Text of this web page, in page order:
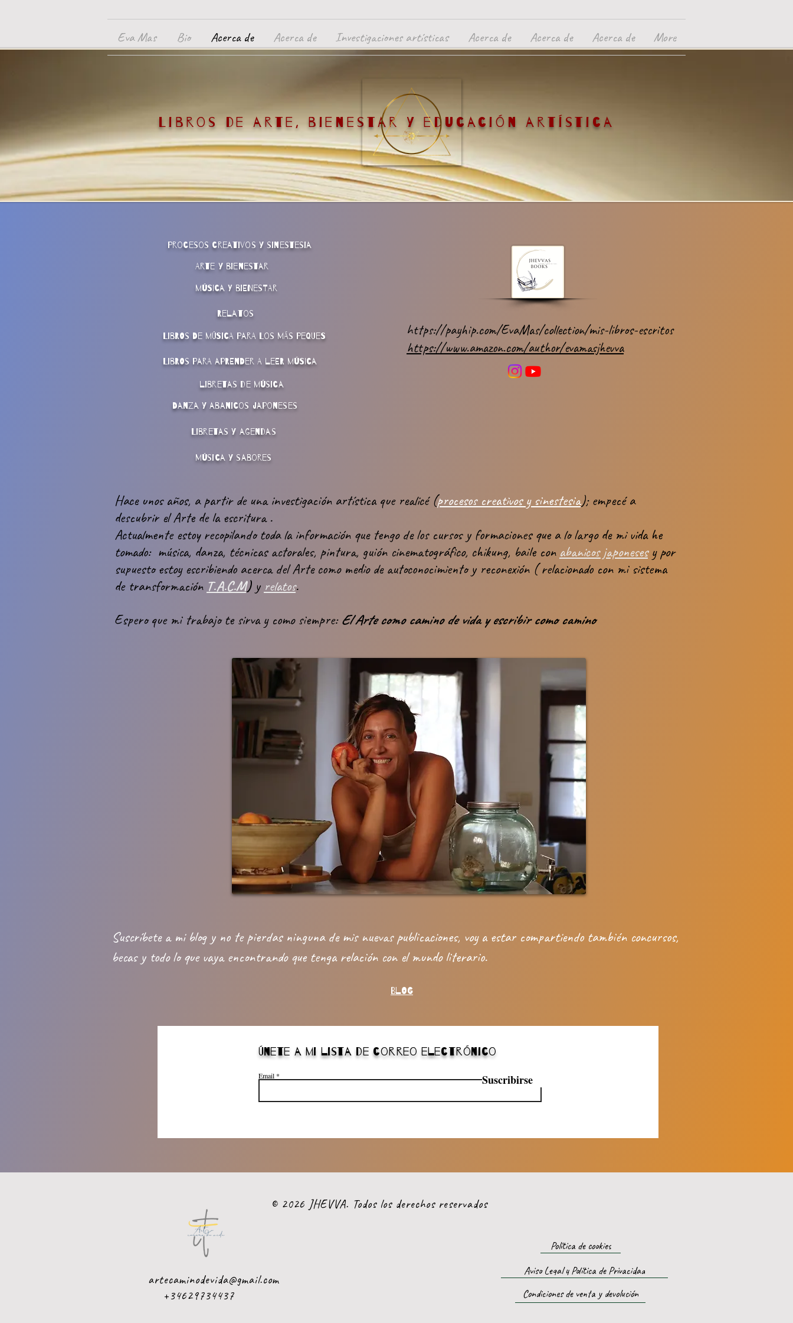
Eva Mas Bio Acerca de Acerca de Investigaciones artísticas Acerca de Acerca de Acerca de More
Libros de arte, bienestar y educación artística
Procesos creativos y sinestesia
Arte y bienestar
música y bienestar
Relatos
Libros de música para los más peques
Libros para aprender a leer música
libretas de música
https://payhip.com/EvaMas/collection/mis-libros-escritos
https://www.amazon.com/author/evamasjhevva
Danza y abanicos japoneses
Libretas y agendas
Música y sabores
Hace unos años, a partir de una investigación artística que realicé (procesos creativos y sinestesia); empecé a
descubrir el Arte de la escritura .
Actualmente estoy recopilando toda la información que tengo de los cursos y formaciones que a lo largo de mi vida he
tomado: música, danza, técnicas actorales, pintura, guión cinematográfico, chikung, baile con abanicos japonesesy por
supuesto estoy escribiendo acerca del Arte como medio de autoconocimiento y reconexión ( relacionado con mi sistema
de transformación T.A.C.M)y relatos.
Espero que mi trabajo te sirva y como siempre: El Arte como camino de vida y escribir como camino
Suscríbete a mi blog y no te pierdas ninguna de mis nuevas publicaciones, voy a estar compartiendo también concursos,
becas y todo lo que vaya encontrando que tenga relación con el mundo literario.
BLOG
Únete a mi lista de correo electrónico
Email Suscribirse
© 2026 JHEVVA. Todos los derechos reservados
Política de cookies
artecaminodevida@gmail.com
+34629734437
Aviso Legal y Política de Privacidad
Condiciones de venta y devolución